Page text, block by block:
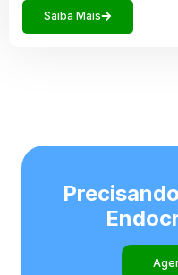
Saiba Mais